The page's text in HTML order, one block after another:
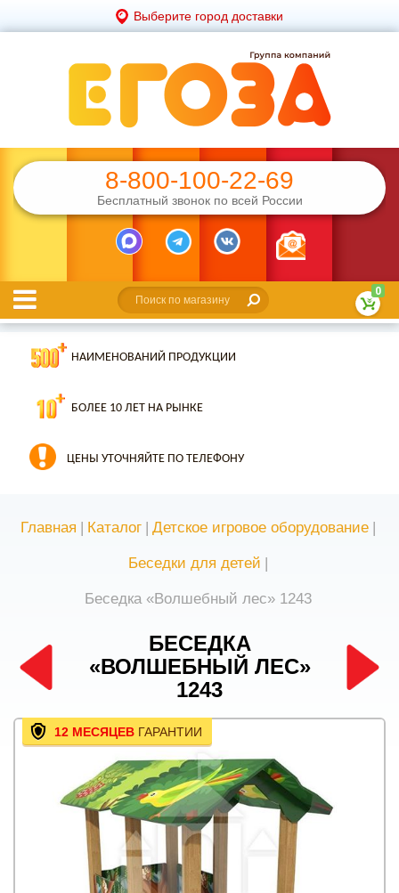
Выберите город доставки
8-800-100-22-69
Бесплатный звонок по всей России
0
НАИМЕНОВАНИЙ ПРОДУКЦИИ
БОЛЕЕ 10 ЛЕТ НА РЫНКЕ
ЦЕНЫ УТОЧНЯЙТЕ ПО ТЕЛЕФОНУ
Главная | Каталог | Детское игровое оборудование |
Беседки для детей |
Беседка «Волшебный лес» 1243
БЕСЕДКА
«ВОЛШЕБНЫЙ ЛЕС»
1243
12 МЕСЯЦЕВ ГАРАНТИИ